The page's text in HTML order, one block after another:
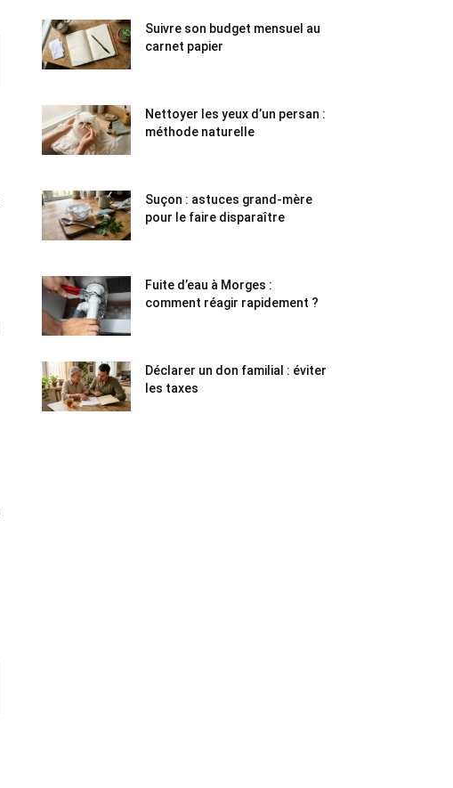
Suivre son budget mensuel au
carnet papier
Nettoyer les yeux d’un persan :
méthode naturelle
Suçon : astuces grand-mère
pour le faire disparaître
Fuite d’eau à Morges :
comment réagir rapidement ?
Déclarer un don familial : éviter
les taxes